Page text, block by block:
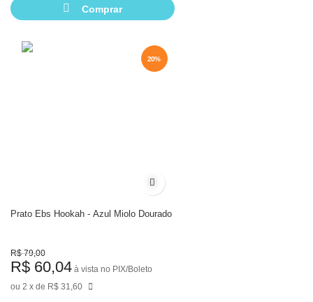
Comprar
20%
20%
Adicionar à lista de desejos
Prato Ebs Hookah - Azul Miolo Dourado
R$ 79,00
2 de R$ 31,60
R$ 60,04 à vista no PIX/Boleto